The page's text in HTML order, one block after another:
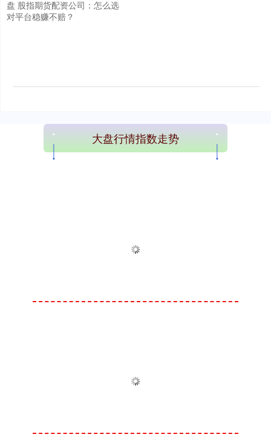
盘 股指期货配资公司：怎么选
对平台稳赚不赔？
大盘行情指数走势